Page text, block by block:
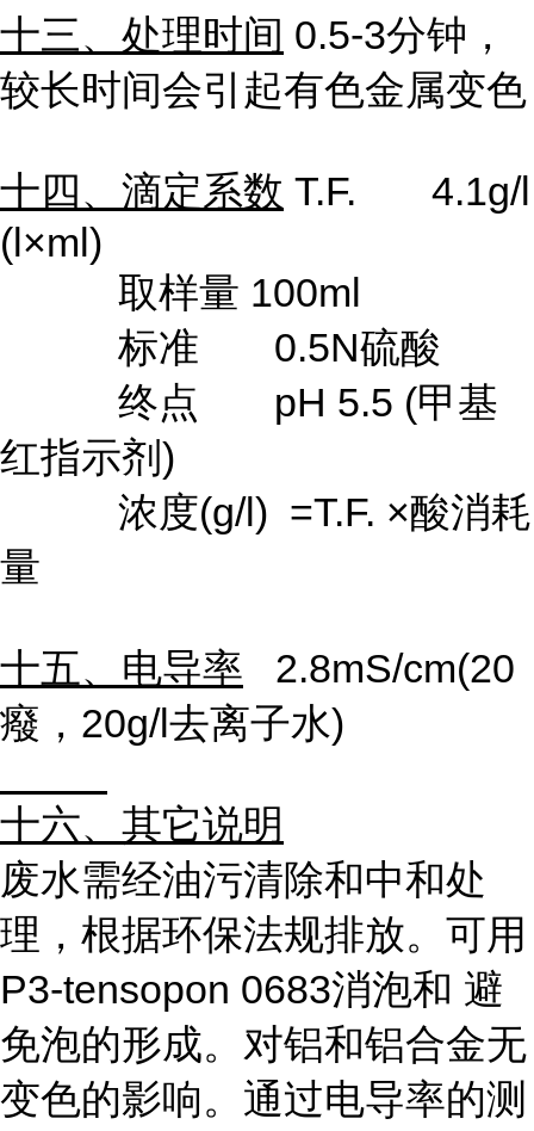
十三、处理时间 0.5-3分钟，
较长时间会引起有色金属变色
十四、滴定系数 T.F. 4.1g/l
(l×ml)
取样量 100ml
标准 0.5N硫酸
终点 pH 5.5 (甲基
红指示剂)
浓度(g/l) =T.F. ×酸消耗
量
十五、电导率 2.8mS/cm(20
癈， 20g/l去离子水)
十六、其它说明
废水需经油污清除和中和处
理，根据环保法规排放。可用
P3-tensopon 0683消泡和 避
免泡的形成。对铝和铝合金无
变色的影响。通过电导率的测